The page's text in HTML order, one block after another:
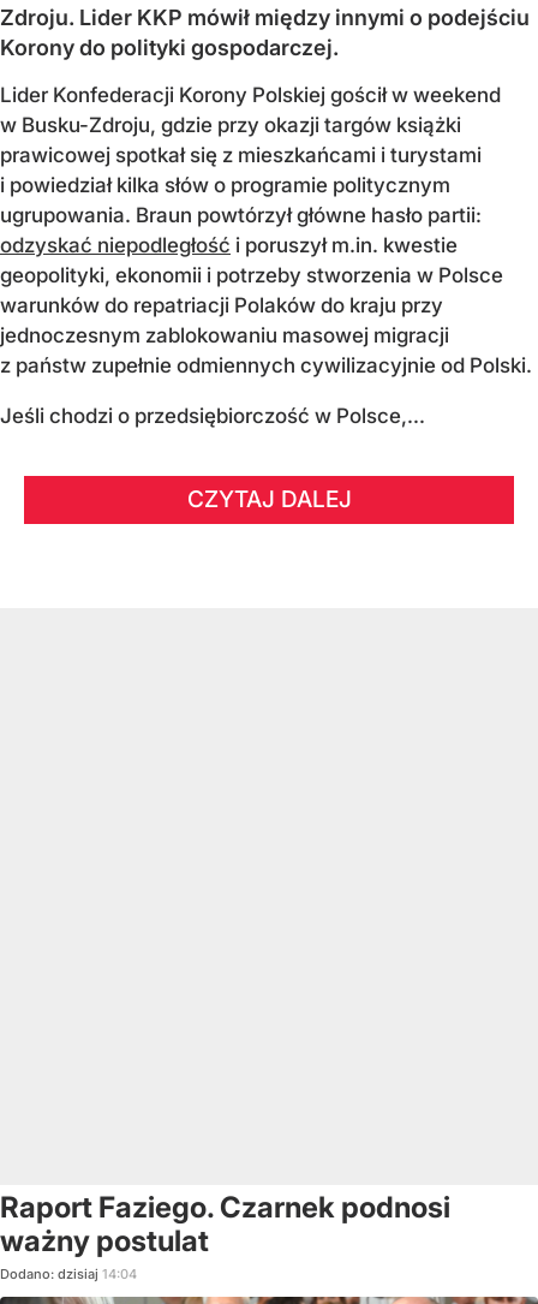
Zdroju. Lider KKP mówił między innymi o podejściu
Korony do polityki gospodarczej.
Lider Konfederacji Korony Polskiej gościł w weekend
w Busku-Zdroju, gdzie przy okazji targów książki
prawicowej spotkał się z mieszkańcami i turystami
i powiedział kilka słów o programie politycznym
ugrupowania. Braun powtórzył główne hasło partii:
odzyskać niepodległość i poruszył m.in. kwestie
geopolityki, ekonomii i potrzeby stworzenia w Polsce
warunków do repatriacji Polaków do kraju przy
jednoczesnym zablokowaniu masowej migracji
z państw zupełnie odmiennych cywilizacyjnie od Polski.
Jeśli chodzi o przedsiębiorczość w Polsce,...
CZYTAJ DALEJ
Raport Faziego. Czarnek podnosi
ważny postulat
Dodano: dzisiaj 14:04